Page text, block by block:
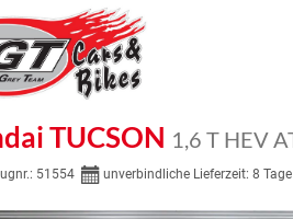
TUCSON 1,6 T HEV
51554 unverbindliche Lieferzeit: 8 Tage